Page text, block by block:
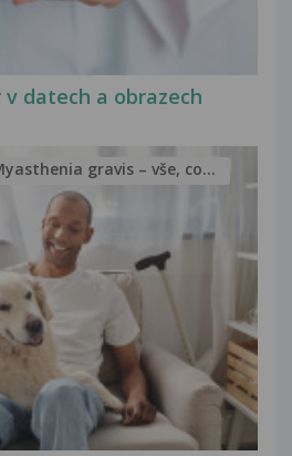
datech a obrazech
gravis – vše, co...